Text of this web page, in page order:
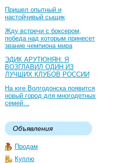
Пришел опытный и
настойчивый сыщик
Жду встречи с боксером,
победа над которым принесет
звание чемпиона мира
ЭДИК АРУТЮНЯН: Я
ВОЗГЛАВИЛ ОДИН ИЗ
ЛУЧШИХ КЛУБОВ РОССИИ
На юге Волгодонска появится
новый город для многодетных
семей…
Объявления
Продам
Куплю